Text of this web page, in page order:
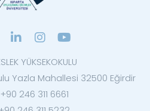
YÜKSEKOKULU
Yazla Mahallesi 32500 Eğirdir
246 311 6661